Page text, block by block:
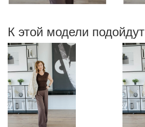
К этой модели подойдут